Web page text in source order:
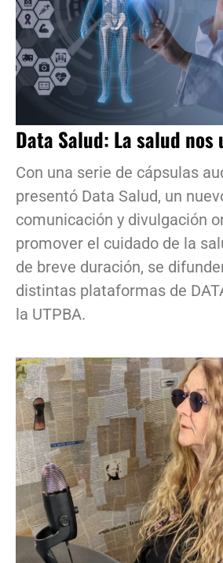
Data Salud: La salud nos
Con una serie de cápsulas
presentó Data Salud, un
comunicación y divulgación
promover el cuidado de la
de breve duración, se
distintas plataformas de
la UTPBA.